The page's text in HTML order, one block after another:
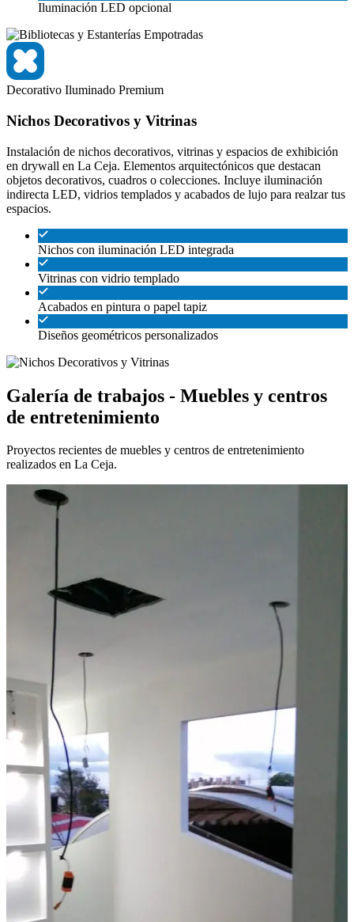
Iluminación LED opcional
Decorativo Iluminado Premium
Nichos Decorativos y Vitrinas
Instalación de nichos decorativos, vitrinas y espacios de exhibición
en drywall en La Ceja. Elementos arquitectónicos que destacan
objetos decorativos, cuadros o colecciones. Incluye iluminación
indirecta LED, vidrios templados y acabados de lujo para realzar tus
espacios.
Nichos con iluminación LED integrada
Vitrinas con vidrio templado
Acabados en pintura o papel tapiz
Diseños geométricos personalizados
Galería de trabajos - Muebles y centros
de entretenimiento
Proyectos recientes de muebles y centros de entretenimiento
realizados en La Ceja.